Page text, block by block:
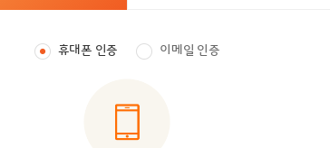
휴대폰 인증 이메일 인증